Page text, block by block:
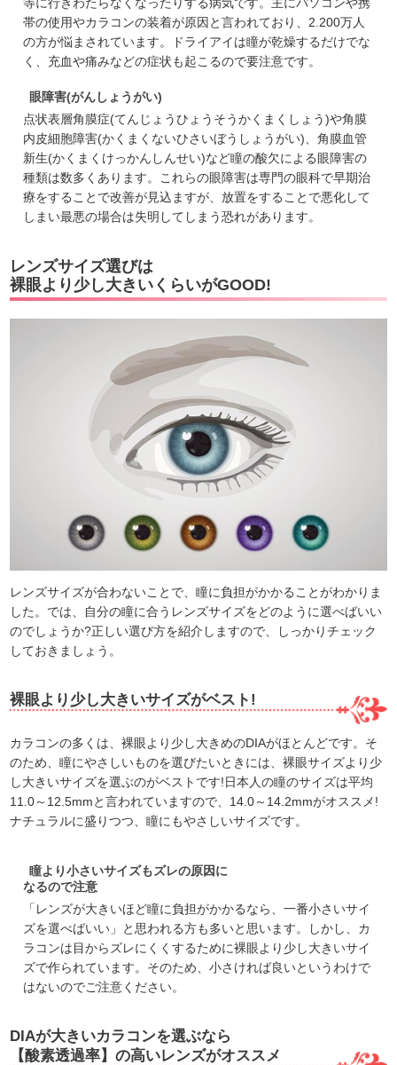
帯の使用やカラコンの装着が原因と言われており、2.200万人
の方が悩まされています。ドライアイは瞳が乾燥するだけでな
く、充血や痛みなどの症状も起こるので要注意です。
眼障害(がんしょうがい)
点状表層角膜症(てんじょうひょうそうかくまくしょう)や角膜
内皮細胞障害(かくまくないひさいぼうしょうがい)、角膜血管
新生(かくまくけっかんしんせい)など瞳の酸欠による眼障害の
種類は数多くあります。これらの眼障害は専門の眼科で早期治
療をすることで改善が見込ますが、放置をすることで悪化して
しまい最悪の場合は失明してしまう恐れがあります。
レンズサイズ選びは
裸眼より少し大きいくらいがGOOD!
レンズサイズが合わないことで、瞳に負担がかかることがわかりま
した。では、自分の瞳に合うレンズサイズをどのように選べばいい
のでしょうか?正しい選び方を紹介しますので、しっかりチェック
しておきましょう。
裸眼より少し大きいサイズがベスト!
カラコンの多くは、裸眼より少し大きめのDIAがほとんどです。そ
のため、瞳にやさしいものを選びたいときには、裸眼サイズより少
し大きいサイズを選ぶのがベストです!日本人の瞳のサイズは平均
11.0～12.5mmと言われていますので、14.0～14.2mmがオススメ!
ナチュラルに盛りつつ、瞳にもやさしいサイズです。
瞳より小さいサイズもズレの原因に
なるので注意
「レンズが大きいほど瞳に負担がかかるなら、一番小さいサイ
ズを選べばいい」と思われる方も多いと思います。しかし、カ
ラコンは目からズレにくくするために裸眼より少し大きいサイ
ズで作られています。そのため、小さければ良いというわけで
はないのでご注意ください。
DIAが大きいカラコンを選ぶなら
【酸素透過率】の高いレンズがオススメ